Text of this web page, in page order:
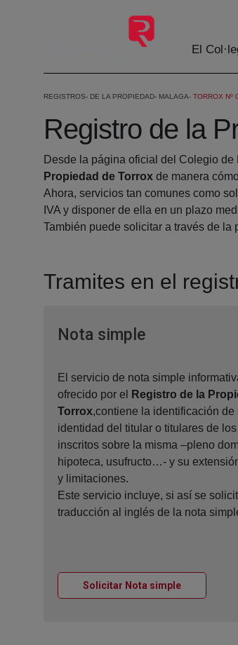
Salta al contingut principal
El
REGISTROS DE LA PROPIEDAD MALAGA TORROX Nº
Registro de la
Desde la página oficial del Colegio
Propiedad de Torrox de manera
Ahora, servicios tan comunes como
IVA y disponer de ella en un plazo
También puede solicitar a través de
Tramites en el
Nota simpleVentana
El servicio de nota simple
ofrecido por el
Registro de la
Torrox,contiene la identificación de
identidad del titular o titulares de
inscritos sobre la misma –pleno
hipoteca, usufructo…- y su
y limitaciones.
Este servicio incluye, si así se
traducción al inglés de la nota
Solicitar Nota simpleVentana